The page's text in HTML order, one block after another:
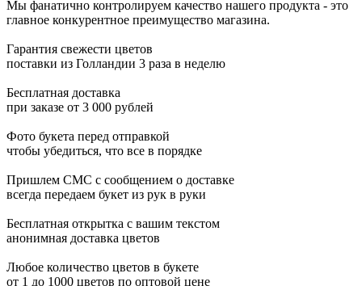
Мы фанатично контролируем качество нашего продукта - это
главное конкурентное преимущество магазина.
Гарантия свежести цветов
поставки из Голландии 3 раза в неделю
Бесплатная доставка
при заказе от 3 000 рублей
Фото букета перед отправкой
чтобы убедиться, что все в порядке
Пришлем СМС с сообщением о доставке
всегда передаем букет из рук в руки
Бесплатная открытка с вашим текстом
анонимная доставка цветов
Любое количество цветов в букете
от 1 до 1000 цветов по оптовой цене